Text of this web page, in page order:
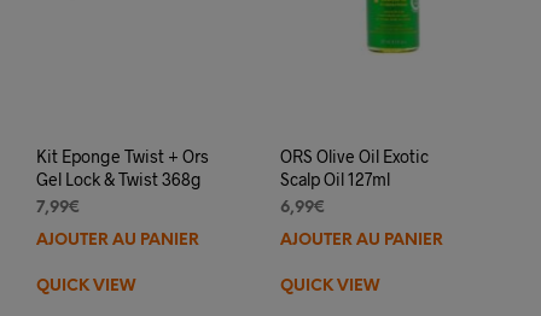
Kit Eponge Twist + Ors
Gel Lock & Twist 368g
7,99€
AJOUTER AU PANIER
QUICK VIEW
ORS Olive Oil Exotic
Scalp Oil 127ml
6,99€
AJOUTER AU PANIER
QUICK VIEW